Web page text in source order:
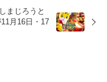
まじろうと
月16日・17